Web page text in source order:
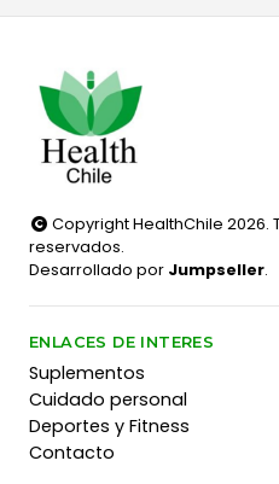
Copyright HealthChile 2026.
reservados.
Desarrollado por Jumpseller.
ENLACES DE INTERES
Suplementos
Cuidado personal
Deportes y Fitness
Contacto